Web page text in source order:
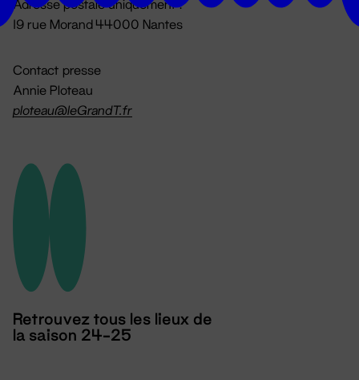
Adresse postale uniquement :
19 rue Morand 44000 Nantes
Contact presse
Annie Ploteau
ploteau@leGrandT.fr
Retrouvez tous les lieux de
la saison 24-25